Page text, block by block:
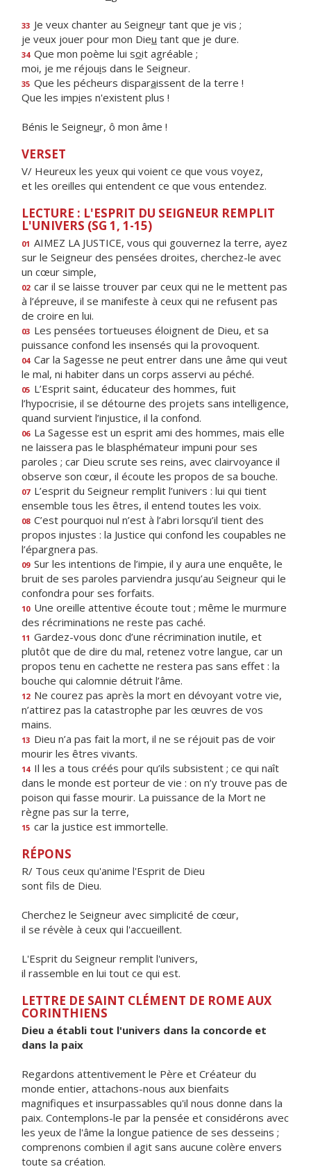
33 Je veux chanter au Seigneur tant que je vis ;
je veux jouer pour mon Dieu tant que je dure.
34 Que mon poème lui soit agréable ;
moi, je me réjouis dans le Seigneur.
35 Que les pécheurs disparaissent de la terre !
Que les impies n'existent plus !
Bénis le Seigneur, ô mon âme !
VERSET
V/ Heureux les yeux qui voient ce que vous voyez,
et les oreilles qui entendent ce que vous entendez.
LECTURE : L'ESPRIT DU SEIGNEUR REMPLIT
L'UNIVERS (SG 1, 1-15)
01 AIMEZ LA JUSTICE, vous qui gouvernez la terre, ayez
sur le Seigneur des pensées droites, cherchez-le avec
un cœur simple,
02 car il se laisse trouver par ceux qui ne le mettent pas
à l’épreuve, il se manifeste à ceux qui ne refusent pas
de croire en lui.
03 Les pensées tortueuses éloignent de Dieu, et sa
puissance confond les insensés qui la provoquent.
04 Car la Sagesse ne peut entrer dans une âme qui veut
le mal, ni habiter dans un corps asservi au péché.
05 L’Esprit saint, éducateur des hommes, fuit
l’hypocrisie, il se détourne des projets sans intelligence,
quand survient l’injustice, il la confond.
06 La Sagesse est un esprit ami des hommes, mais elle
ne laissera pas le blasphémateur impuni pour ses
paroles ; car Dieu scrute ses reins, avec clairvoyance il
observe son cœur, il écoute les propos de sa bouche.
07 L’esprit du Seigneur remplit l’univers : lui qui tient
ensemble tous les êtres, il entend toutes les voix.
08 C’est pourquoi nul n’est à l’abri lorsqu’il tient des
propos injustes : la Justice qui confond les coupables ne
l’épargnera pas.
09 Sur les intentions de l’impie, il y aura une enquête, le
bruit de ses paroles parviendra jusqu’au Seigneur qui le
confondra pour ses forfaits.
10 Une oreille attentive écoute tout ; même le murmure
des récriminations ne reste pas caché.
11 Gardez-vous donc d’une récrimination inutile, et
plutôt que de dire du mal, retenez votre langue, car un
propos tenu en cachette ne restera pas sans effet : la
bouche qui calomnie détruit l’âme.
12 Ne courez pas après la mort en dévoyant votre vie,
n’attirez pas la catastrophe par les œuvres de vos
mains.
13 Dieu n’a pas fait la mort, il ne se réjouit pas de voir
mourir les êtres vivants.
14 Il les a tous créés pour qu’ils subsistent ; ce qui naît
dans le monde est porteur de vie : on n’y trouve pas de
poison qui fasse mourir. La puissance de la Mort ne
règne pas sur la terre,
15 car la justice est immortelle.
RÉPONS
R/ Tous ceux qu'anime l'Esprit de Dieu
sont fils de Dieu.
Cherchez le Seigneur avec simplicité de cœur,
il se révèle à ceux qui l'accueillent.
L'Esprit du Seigneur remplit l'univers,
il rassemble en lui tout ce qui est.
LETTRE DE SAINT CLÉMENT DE ROME AUX
CORINTHIENS
Dieu a établi tout l'univers dans la concorde et
dans la paix
Regardons attentivement le Père et Créateur du
monde entier, attachons-nous aux bienfaits
magnifiques et insurpassables qu'il nous donne dans la
paix. Contemplons-le par la pensée et considérons avec
les yeux de l'âme la longue patience de ses desseins ;
comprenons combien il agit sans aucune colère envers
toute sa création.